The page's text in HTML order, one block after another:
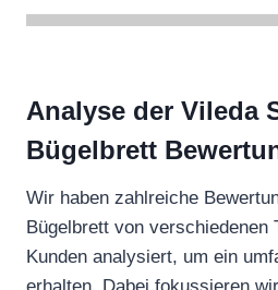
Analyse der Vileda
Bügelbrett
Wir haben zahlreiche
Bügelbrett von verschiedenen
Kunden analysiert, um ein